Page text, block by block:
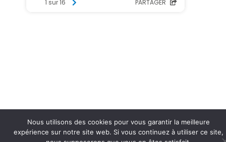
Nous utilisons des cookies pour vous garantir la meilleure
expérience sur notre site web. Si vous continuez à utiliser ce site,